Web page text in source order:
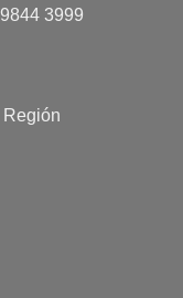
3999
Región